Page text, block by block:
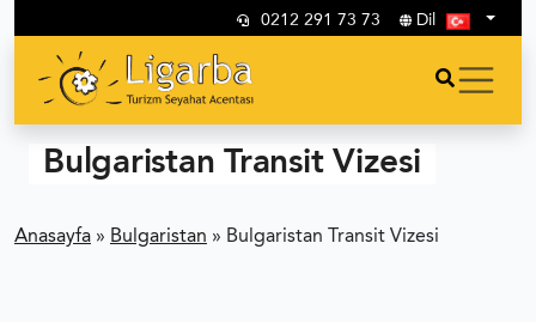
0212 291 73 73 Dil
Bulgaristan Transit Vizesi
Anasayfa » Bulgaristan » Bulgaristan Transit Vizesi